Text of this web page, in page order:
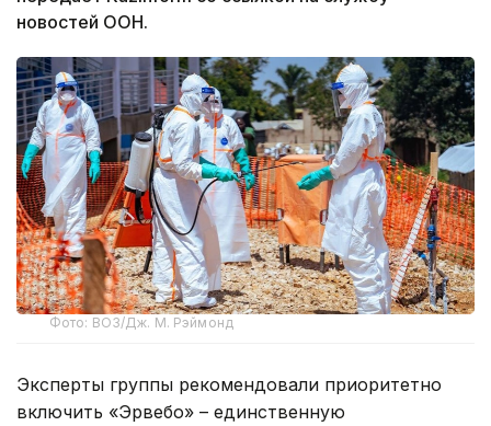
новостей ООН.
Фото: ВОЗ/Дж. М. Рэймонд
Эксперты группы рекомендовали приоритетно
включить «Эрвебо» – единственную